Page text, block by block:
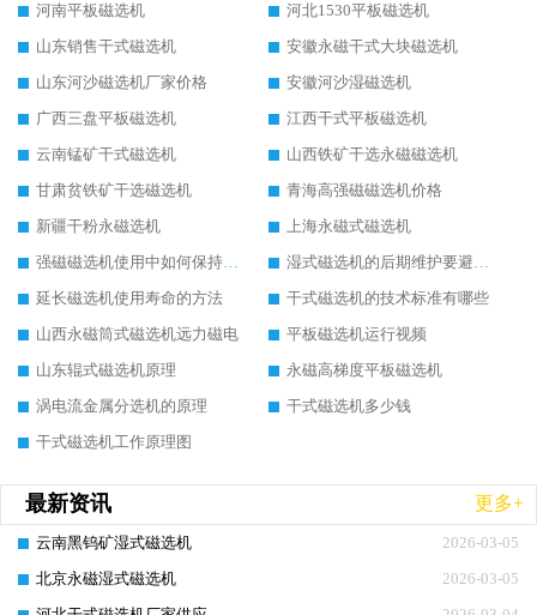
河南平板磁选机
河北1530平板磁选机
山东销售干式磁选机
安徽永磁干式大块磁选机
山东河沙磁选机厂家价格
安徽河沙湿磁选机
广西三盘平板磁选机
江西干式平板磁选机
云南锰矿干式磁选机
山西铁矿干选永磁磁选机
甘肃贫铁矿干选磁选机
青海高强磁磁选机价格
新疆干粉永磁选机
上海永磁式磁选机
强磁磁选机使用中如何保持其顺畅运行
湿式磁选机的后期维护要避开哪些坑
延长磁选机使用寿命的方法
干式磁选机的技术标准有哪些
山西永磁筒式磁选机远力磁电
平板磁选机运行视频
山东辊式磁选机原理
永磁高梯度平板磁选机
涡电流金属分选机的原理
干式磁选机多少钱
干式磁选机工作原理图
最新资讯 更多+
2026-03-05
云南黑钨矿湿式磁选机
2026-03-05
北京永磁湿式磁选机